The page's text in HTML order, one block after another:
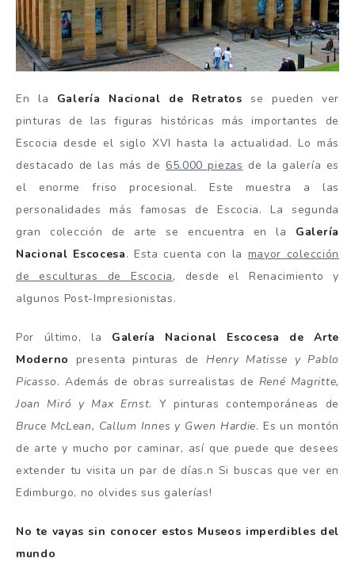
En la Galería Nacional de Retratos se pueden ver
pinturas de las figuras históricas más importantes de
Escocia desde el siglo XVI hasta la actualidad. Lo más
destacado de las más de 65.000 piezas de la galería es
el enorme friso procesional. Este muestra a las
personalidades más famosas de Escocia. La segunda
gran colección de arte se encuentra en la Galería
Nacional Escocesa. Esta cuenta con la mayor colección
de esculturas de Escocia, desde el Renacimiento y
algunos Post-Impresionistas.
Por último, la Galería Nacional Escocesa de Arte
Moderno presenta pinturas de Henry Matisse y Pablo
Picasso. Además de obras surrealistas de René Magritte,
Joan Miró y Max Ernst. Y pinturas contemporáneas de
Bruce McLean, Callum Innes y Gwen Hardie. Es un montón
de arte y mucho por caminar, así que puede que desees
extender tu visita un par de días.n Si buscas que ver en
Edimburgo, no olvides sus galerías!
No te vayas sin conocer estos Museos imperdibles del
mundo